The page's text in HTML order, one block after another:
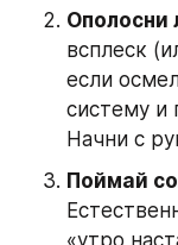
Ополосни
всплеск
если
систему и
Начни с
Поймай